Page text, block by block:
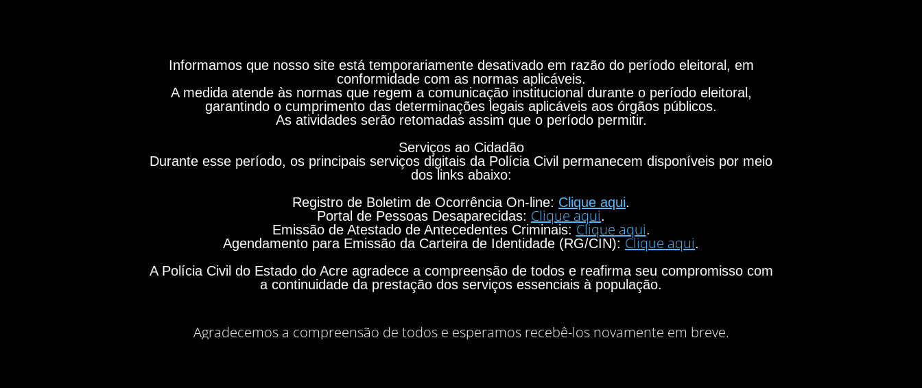
Informamos que nosso site está temporariamente desativado em razão do período eleitoral, em
conformidade com as normas aplicáveis.
A medida atende às normas que regem a comunicação institucional durante o período eleitoral,
garantindo o cumprimento das determinações legais aplicáveis aos órgãos públicos.
As atividades serão retomadas assim que o período permitir.
Serviços ao Cidadão
Durante esse período, os principais serviços digitais da Polícia Civil permanecem disponíveis por meio
dos links abaixo:
Registro de Boletim de Ocorrência On-line: Clique aqui.
Portal de Pessoas Desaparecidas: Clique aqui.
Emissão de Atestado de Antecedentes Criminais: Clique aqui.
Agendamento para Emissão da Carteira de Identidade (RG/CIN): Clique aqui.
A Polícia Civil do Estado do Acre agradece a compreensão de todos e reafirma seu compromisso com
a continuidade da prestação dos serviços essenciais à população.
Agradecemos a compreensão de todos e esperamos recebê-los novamente em breve.